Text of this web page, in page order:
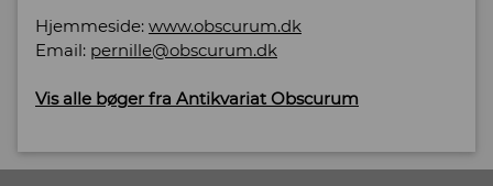
Hjemmeside: www.obscurum.dk
Email: pernille@obscurum.dk
Vis alle bøger fra Antikvariat Obscurum